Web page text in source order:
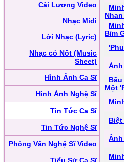
Cải Lương Video
Nhạc Midi
Lời Nhạc (Lyric)
Nhạc có Nốt (Music
Sheet)
Hình Ảnh Ca Sĩ
Hình Ảnh Nghệ Sĩ
Tin Tức Ca Sĩ
Tin Tức Nghệ Sĩ
Phỏng Vấn Nghệ Sĩ Video
Bỉm
Ảnh
Một
Ảnh